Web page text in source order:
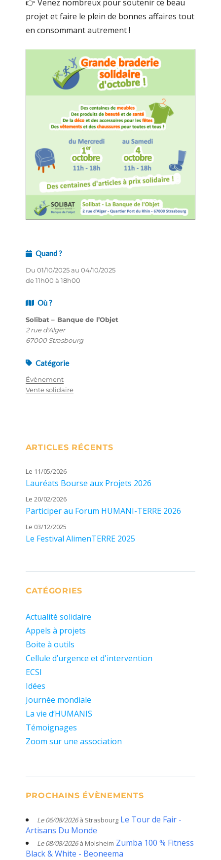
👉 Venez nombreux pour soutenir ce beau
projet et faire le plein de bonnes affaires tout
en consommant autrement !
Quand ?
Du 01/10/2025 au 04/10/2025
de 11h00 à 18h00
Où ?
Solibat – Banque de l’Objet
2 rue d'Alger
67000 Strasbourg
Catégorie
Évènement
Vente solidaire
ARTICLES RÉCENTS
Le 11/05/2026
Lauréats Bourse aux Projets 2026
Le 20/02/2026
Participer au Forum HUMANI-TERRE 2026
Le 03/12/2025
Le Festival AlimenTERRE 2025
CATÉGORIES
Actualité solidaire
Appels à projets
Boite à outils
Cellule d’urgence et d'intervention
ECSI
Idées
Journée mondiale
La vie d’HUMANIS
Témoignages
Zoom sur une association
PROCHAINS ÉVÈNEMENTS
Le 06/08/2026à Strasbourg Le Tour de Fair -
Artisans Du Monde
Le 08/08/2026à Molsheim Zumba 100 % Fitness
Black & White - Beoneema